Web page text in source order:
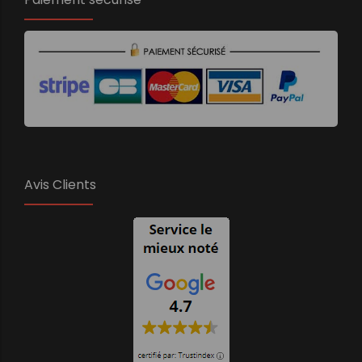
Avis Clients